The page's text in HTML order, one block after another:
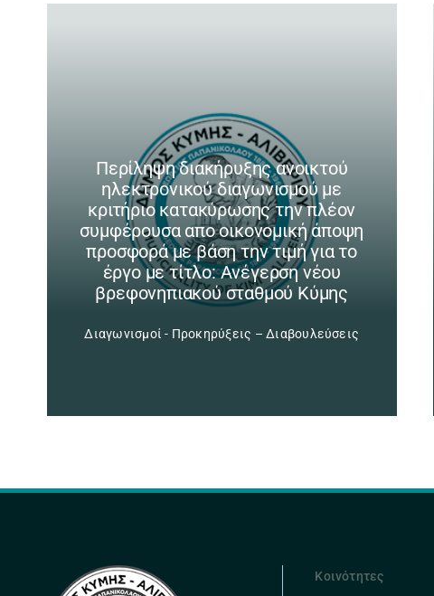
Περίληψη διακήρυξης ανοικτού
ηλεκτρονικού διαγωνισμού με
κριτήριο κατακύρωσης την πλέον
συμφέρουσα απο οικονομική άποψη
προσφορά με βάση την τιμή για το
έργο με τίτλο: Ανέγερση νέου
βρεφονηπιακού σταθμού Κύμης
Διαγωνισμοί - Προκηρύξεις – Διαβουλεύσεις
Κοινότητες